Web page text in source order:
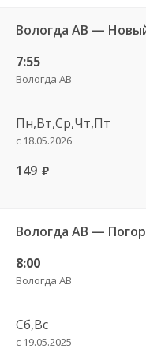
Вологда АВ —
7:55
Вологда АВ
Пн,Вт,Ср,Чт,Пт
с 18.05.2026
149 руб.
8:00
Вологда АВ
Сб,Вс
с 19.05.2025